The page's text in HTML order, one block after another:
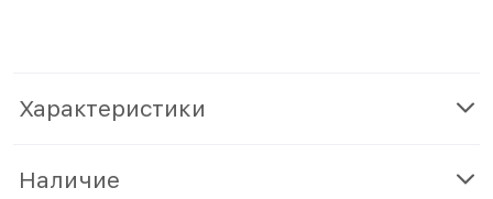
Характеристики
Наличие